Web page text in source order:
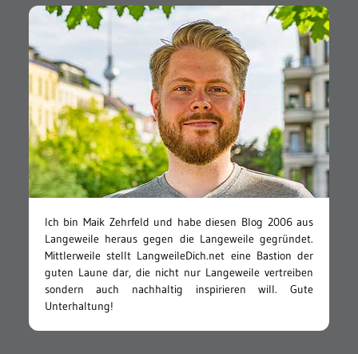
Ich bin Maik Zehrfeld und habe diesen Blog 2006 aus
Langeweile heraus gegen die Langeweile gegründet.
Mittlerweile stellt LangweileDich.net eine Bastion der
guten Laune dar, die nicht nur Langeweile vertreiben
sondern auch nachhaltig inspirieren will. Gute
Unterhaltung!